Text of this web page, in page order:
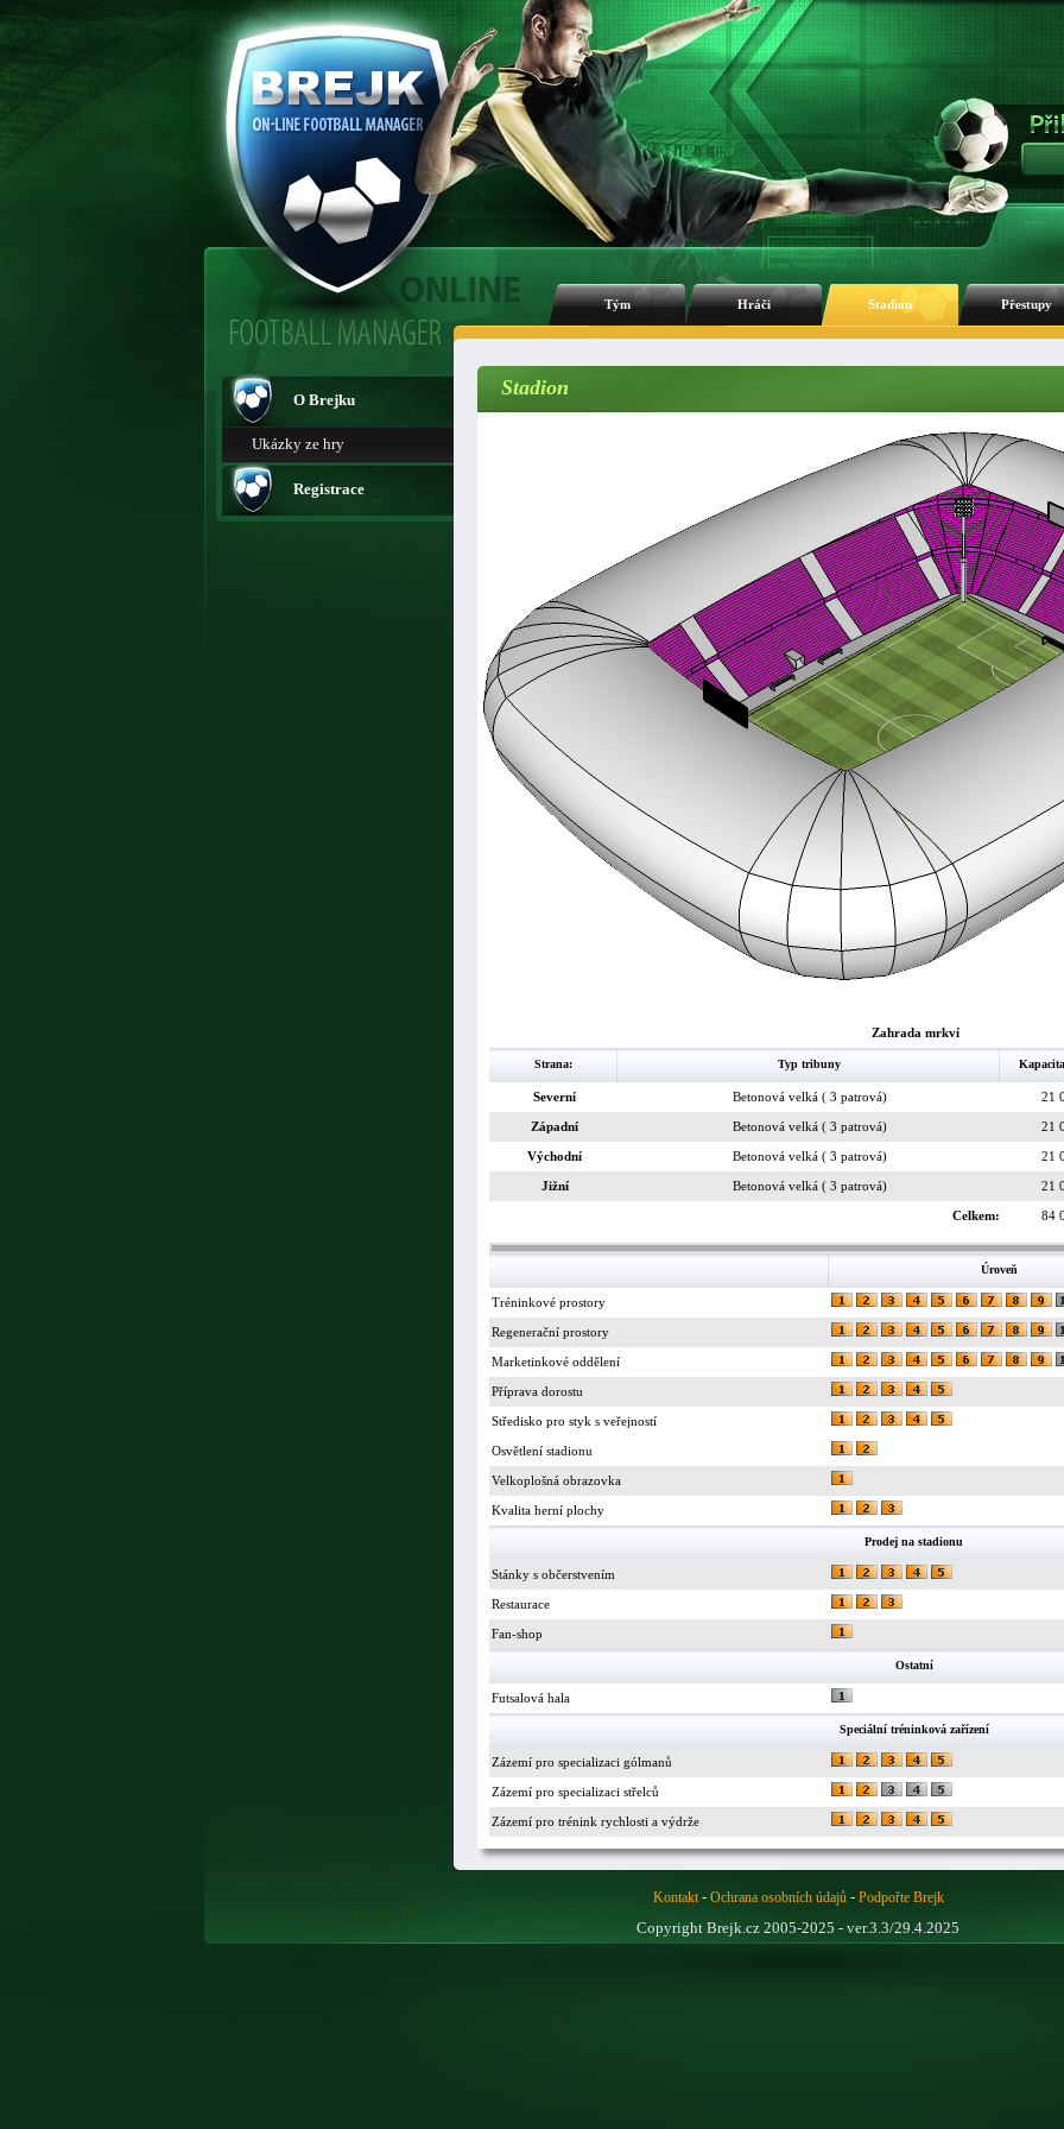
Tým Hráči Stadion Přestupy
O Brejku
Ukázky ze hry
Registrace
Stadion
Zahrada mrkví
Strana: Typ tribuny Kapacita
Severní Betonová velká ( 3 patrová) 21
Západní Betonová velká ( 3 patrová) 21
Východní Betonová velká ( 3 patrová) 21
Jižní Betonová velká ( 3 patrová) 21
Celkem: 84
Úroveň
Tréninkové prostory
Regenerační prostory
Marketinkové oddělení
Příprava dorostu
Středisko pro styk s veřejností
Osvětlení stadionu
Velkoplošná obrazovka
Kvalita herní plochy
Prodej na stadionu
Stánky s občerstvením
Restaurace
Fan-shop
Ostatní
Futsalová hala
Speciální tréninková zařízení
Zázemí pro specializaci gólmanů
Zázemí pro specializaci střelců
Zázemí pro trénink rychlosti a výdrže
Kontakt- Ochrana osobních údajů- Podpořte Brejk
Copyright Brejk.cz 2005-2025 - ver.3.3/29.4.2025